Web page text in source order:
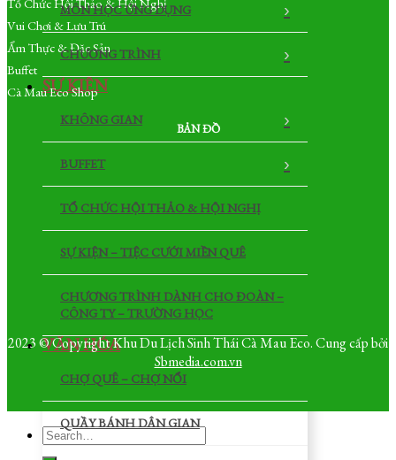
MÔN HỌC ỨNG DỤNG
CHƯƠNG TRÌNH
SỰ KIỆN
KHÔNG GIAN
BUFFET
TỔ CHỨC HỘI THẢO & HỘI NGHỊ
SỰ KIỆN – TIỆC CƯỚI MIỀN QUÊ
CHƯƠNG TRÌNH DÀNH CHO ĐOÀN –
CÔNG TY – TRƯỜNG HỌC
VĂN HÓA
CHỢ QUÊ – CHỢ NỔI
QUẦY BÁNH DÂN GIAN
Vui Chơi & Lưu Trú
Ẩm Thực & Đặc Sản
Buffet
Cà Mau Eco Shop
BẢN ĐỒ
2023 © Copyright Khu Du Lịch Sinh Thái Cà Mau Eco. Cung cấp bởi
Sbmedia.com.vn